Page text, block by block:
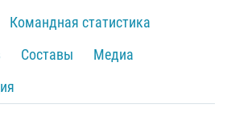
Командная статистика
Составы
Медиа